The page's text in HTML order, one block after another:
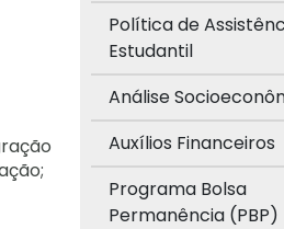
Política de
Estudantil
Análise
Auxílios Financeiros
Programa Bolsa
Permanência (PBP)